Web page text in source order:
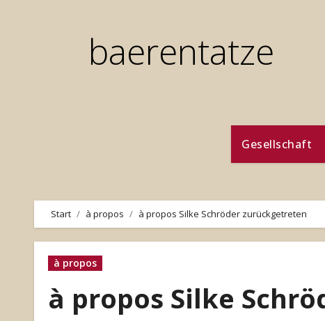
baerentatze
Gesellschaft
Start à propos à propos Silke Schröder zurückgetreten
à propos
à propos Silke